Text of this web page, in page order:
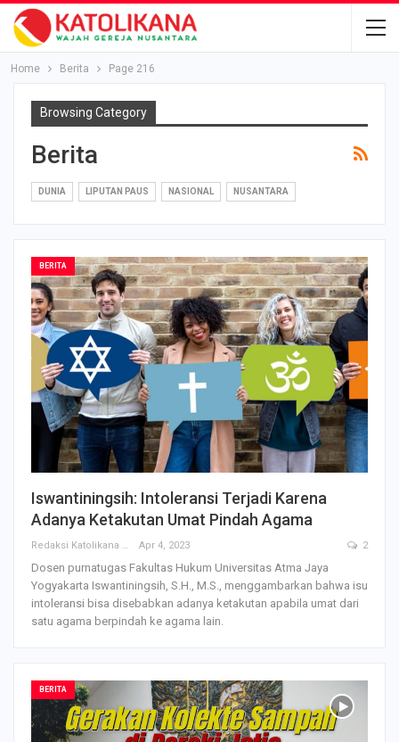
Home Berita Page 216
Browsing Category
Berita
DUNIA LIPUTAN PAUS NASIONAL NUSANTARA
BERITA
Iswantiningsih: Intoleransi Terjadi Karena
Adanya Ketakutan Umat Pindah Agama
Redaksi Katolikana Apr 4, 2023 2
Dosen purnatugas Fakultas Hukum Universitas Atma Jaya
Yogyakarta Iswantiningsih, S.H., M.S., menggambarkan bahwa isu
intoleransi bisa disebabkan adanya ketakutan apabila umat dari
satu agama berpindah ke agama lain.
BERITA